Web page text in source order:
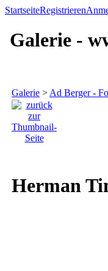
StartseiteRegistrieren
Galerie -
Galerie > Ad Berger -
Herman